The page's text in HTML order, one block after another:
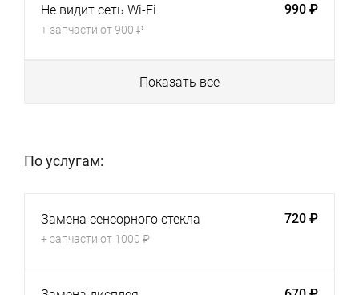
Не видит сеть Wi-Fi
+ запчасти от 900 ₽
990 ₽
Показать все
По услугам:
Замена сенсорного стекла
+ запчасти от 1000 ₽
720 ₽